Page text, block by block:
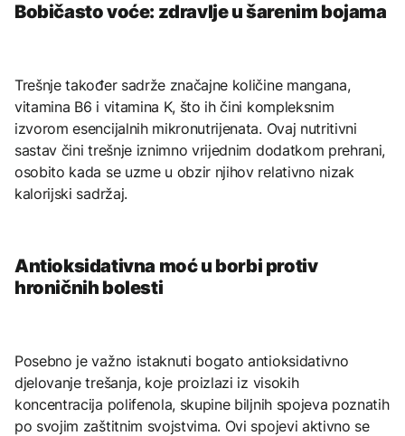
Bobičasto voće: zdravlje u šarenim bojama
Trešnje također sadrže značajne količine mangana,
vitamina B6 i vitamina K, što ih čini kompleksnim
izvorom esencijalnih mikronutrijenata. Ovaj nutritivni
sastav čini trešnje iznimno vrijednim dodatkom prehrani,
osobito kada se uzme u obzir njihov relativno nizak
kalorijski sadržaj.
Antioksidativna moć u borbi protiv
hroničnih bolesti
Posebno je važno istaknuti bogato antioksidativno
djelovanje trešanja, koje proizlazi iz visokih
koncentracija polifenola, skupine biljnih spojeva poznatih
po svojim zaštitnim svojstvima. Ovi spojevi aktivno se